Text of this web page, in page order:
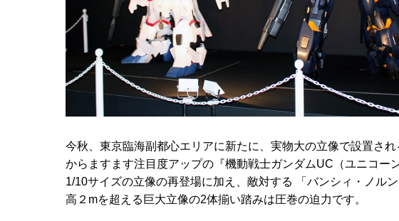
今秋、東京臨海副都心エリアに新たに、実物大の立像で設置さ
からますます注目度アップの『機動戦士ガンダムUC（ユニコー
1/10サイズの立像の再登場に加え、敵対する 「バンシィ・ノル
高２mを超える巨大立像の2体揃い踏みは圧巻の迫力です。